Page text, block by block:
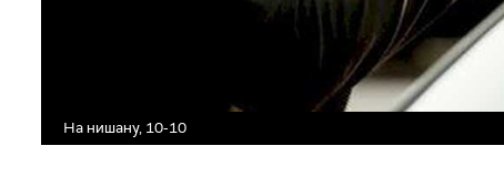
На нишану, 10-10